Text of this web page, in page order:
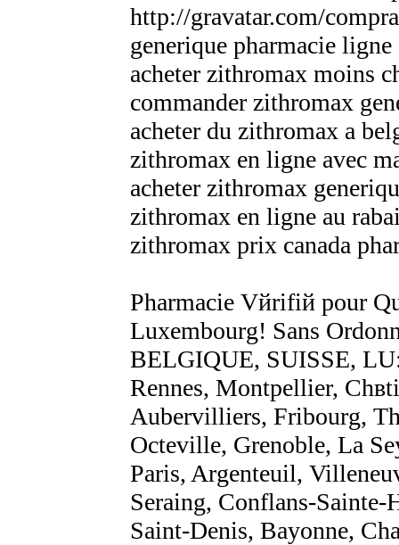
http://gravatar.com/
generique pharmacie ligne
acheter zithromax moins
commander zithromax
acheter du zithromax a
zithromax en ligne avec
acheter zithromax
zithromax en ligne au
zithromax prix canada
Pharmacie Vйrifiй pour
Luxembourg! Sans
BELGIQUE, SUISSE,
Rennes, Montpellier,
Aubervilliers, Fribourg,
Octeville, Grenoble, La
Paris, Argenteuil,
Seraing, Conflans-
Saint-Denis, Bayonne,